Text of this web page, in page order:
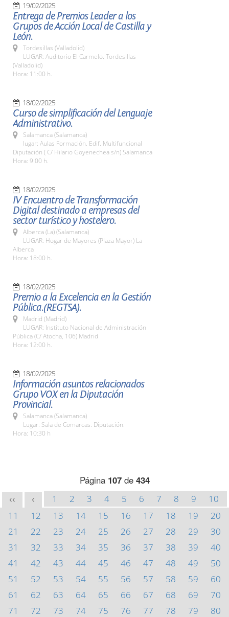
19/02/2025
Entrega de Premios Leader a los
Grupos de Acción Local de Castilla y
León.
Tordesillas (Valladolid)
LUGAR: Auditorio El Carmelo. Tordesillas
(Valladolid)
Hora: 11:00 h.
18/02/2025
Curso de simplificación del Lenguaje
Administrativo.
Salamanca (Salamanca)
lugar: Aulas Formación. Edif. Multifuncional
Diputación ( C/ Hilario Goyenechea s/n) Salamanca
Hora: 9:00 h.
18/02/2025
IV Encuentro de Transformación
Digital destinado a empresas del
sector turístico y hostelero.
Alberca (La) (Salamanca)
LUGAR: Hogar de Mayores (Plaza Mayor) La
Alberca
Hora: 18:00 h.
18/02/2025
Premio a la Excelencia en la Gestión
Pública.(REGTSA).
Madrid (Madrid)
LUGAR: Instituto Nacional de Administración
Pública (C/ Atocha, 106) Madrid
Hora: 12:00 h.
18/02/2025
Información asuntos relacionados
Grupo VOX en la Diputación
Provincial.
Salamanca (Salamanca)
Lugar: Sala de Comarcas. Diputación.
Hora: 10:30 h
Página 107de 434
<< < 1 2 3 4 5 6 7 8 9
10
11
12 13 14 15 16 17 18 19
20
21
22 23 24 25 26 27 28 29
30
31
32 33 34 35 36 37 38 39
40
41
42 43 44 45 46 47 48 49
50
51
52 53 54 55 56 57 58 59
60
61
62 63 64 65 66 67 68 69
70
71
72 73 74 75 76 77 78 79
80